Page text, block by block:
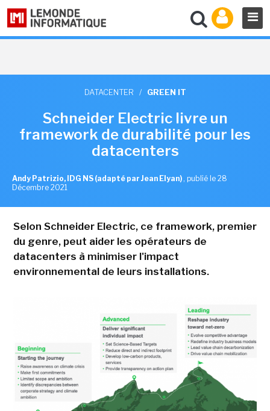
DATACENTER / GREEN IT
Schneider Electric livre un
framework de durabilité pour les
datacenters
Andy Patrizio, IDG NS (adapté par Jean Elyan) , publié le 28
Décembre 2021
Selon Schneider Electric, ce framework, premier
du genre, peut aider les opérateurs de
datacenters à minimiser l'impact
environnemental de leurs installations.